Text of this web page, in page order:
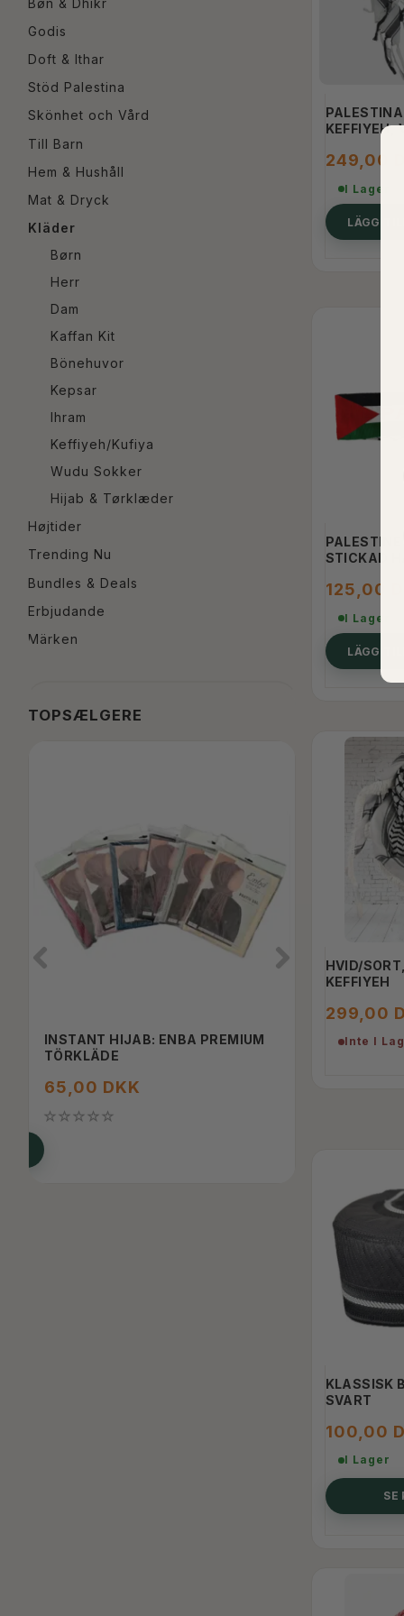
Godis
Doft & Ithar
Stöd Palestina
Skönhet och Vård
Till Barn
Hem & Hushåll
Mat & Dryck
Kläder
Børn
Herr
Dam
Kaffan Kit
Bönehuvor
Kepsar
Ihram
Keffiyeh/Kufiya
Wudu Sokker
Hijab & Tørklæder
Højtider
Trending Nu
Bundles & Deals
Erbjudande
Märken
TOPSÆLGERE
INSTANT HIJAB: ENBA PREMIUM
TÖRKLÄDE
65,00 DKK
MODULÆRT
KEFFIYEH,
249,00
I Lager
LÄGG
PALESTINE
STICKAD
125,00
I Lager
LÄGG
HVID/
KEFFIYEH
299,00
Inte I
KLASSISK
SVART
100,00
I Lager
SE